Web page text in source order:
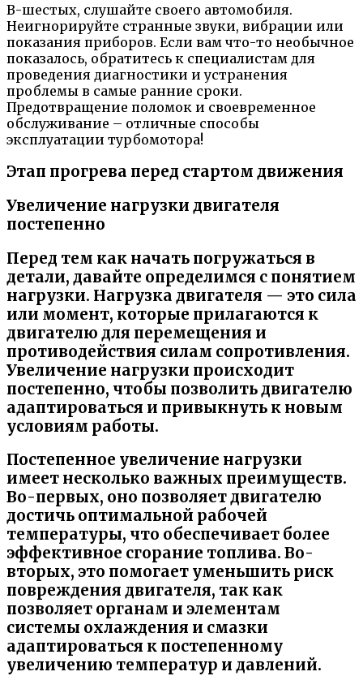
В-шестых, слушайте своего автомобиля.
Неигнорируйте странные звуки, вибрации или
показания приборов. Если вам что-то необычное
показалось, обратитесь к специалистам для
проведения диагностики и устранения
проблемы в самые ранние сроки.
Предотвращение поломок и своевременное
обслуживание – отличные способы
эксплуатации турбомотора!
Этап прогрева перед стартом движения
Увеличение нагрузки двигателя
постепенно
Перед тем как начать погружаться в
детали, давайте определимся с понятием
нагрузки. Нагрузка двигателя — это сила
или момент, которые прилагаются к
двигателю для перемещения и
противодействия силам сопротивления.
Увеличение нагрузки происходит
постепенно, чтобы позволить двигателю
адаптироваться и привыкнуть к новым
условиям работы.
Постепенное увеличение нагрузки
имеет несколько важных преимуществ.
Во-первых, оно позволяет двигателю
достичь оптимальной рабочей
температуры, что обеспечивает более
эффективное сгорание топлива. Во-
вторых, это помогает уменьшить риск
повреждения двигателя, так как
позволяет органам и элементам
системы охлаждения и смазки
адаптироваться к постепенному
увеличению температур и давлений.